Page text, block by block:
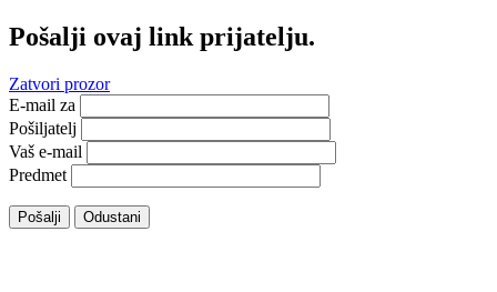
Pošalji ovaj link prijatelju.
Zatvori prozor
E-mail za
Pošiljatelj
Vaš e-mail
Predmet
Pošalji Odustani